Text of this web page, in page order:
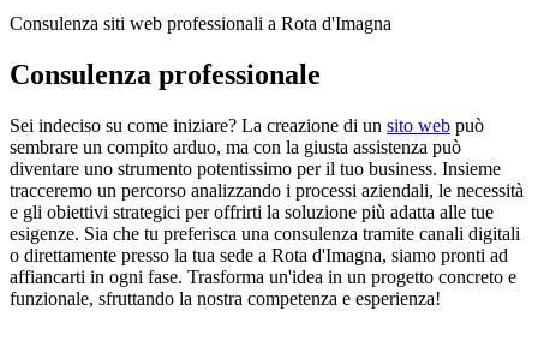
Consulenza siti web professionali a Rota d'Imagna
Consulenza professionale
Sei indeciso su come iniziare? La creazione di un sito web può
sembrare un compito arduo, ma con la giusta assistenza può
diventare uno strumento potentissimo per il tuo business. Insieme
tracceremo un percorso analizzando i processi aziendali, le necessità
e gli obiettivi strategici per offrirti la soluzione più adatta alle tue
esigenze. Sia che tu preferisca una consulenza tramite canali digitali
o direttamente presso la tua sede a Rota d'Imagna, siamo pronti ad
affiancarti in ogni fase. Trasforma un'idea in un progetto concreto e
funzionale, sfruttando la nostra competenza e esperienza!